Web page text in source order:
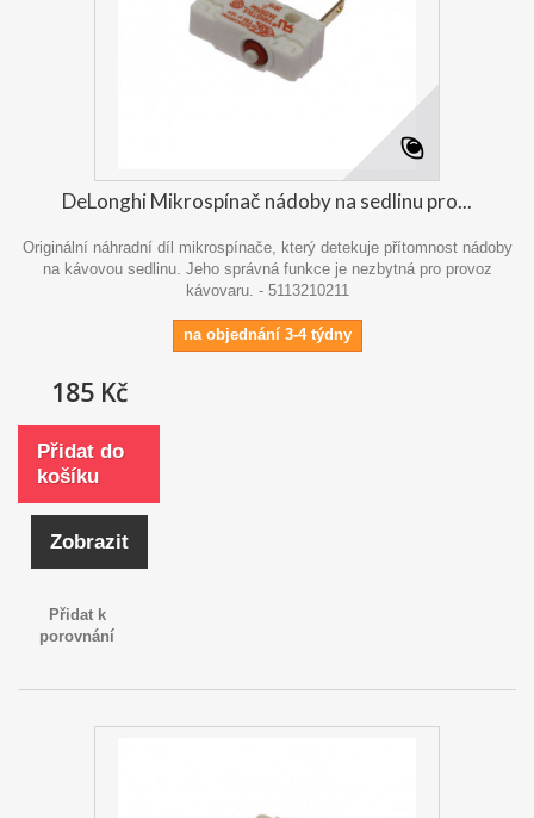
DeLonghi Mikrospínač nádoby na sedlinu pro...
Originální náhradní díl mikrospínače, který detekuje přítomnost nádoby
na kávovou sedlinu. Jeho správná funkce je nezbytná pro provoz
kávovaru. - 5113210211
na objednání 3-4 týdny
185 Kč
Přidat do
košíku
Zobrazit
Přidat k
porovnání